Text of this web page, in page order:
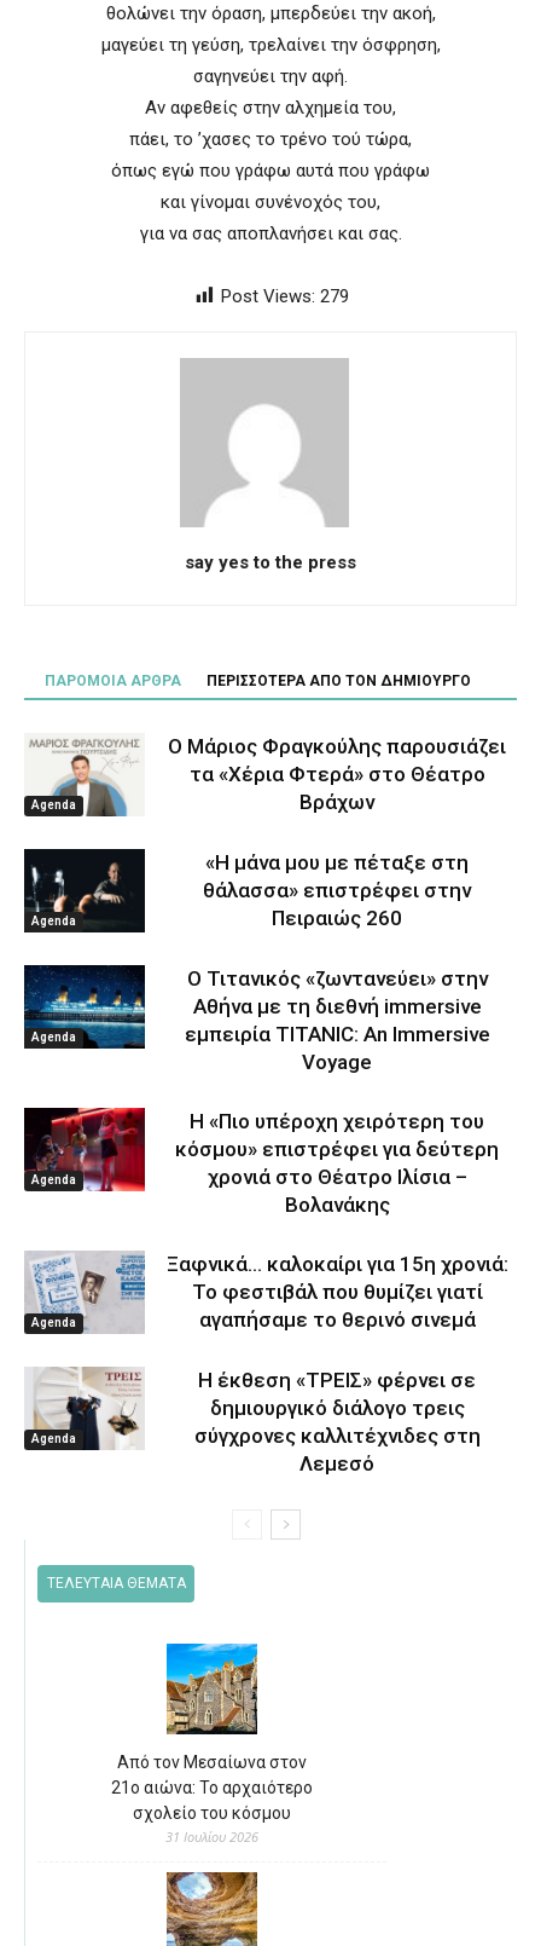
θολώνει την όραση, μπερδεύει την ακοή,
μαγεύει τη γεύση, τρελαίνει την όσφρηση,
σαγηνεύει την αφή.
Αν αφεθείς στην αλχημεία του,
πάει, το ’χασες το τρένο τού τώρα,
όπως εγώ που γράφω αυτά που γράφω
και γίνομαι συνένοχός του,
για να σας αποπλανήσει και σας.
Post Views: 279
say yes to the press
ΠΑΡΟΜΟΙΑ ΑΡΘΡΑ ΠΕΡΙΣΣΟΤΕΡΑ ΑΠΟ ΤΟΝ ΔΗΜΙΟΥΡΓΟ
Agenda
Ο Μάριος Φραγκούλης παρουσιάζει
τα «Χέρια Φτερά» στο Θέατρο
Βράχων
Agenda
«Η μάνα μου με πέταξε στη
θάλασσα» επιστρέφει στην
Πειραιώς 260
Agenda
Ο Τιτανικός «ζωντανεύει» στην
Αθήνα με τη διεθνή immersive
εμπειρία TITANIC: An Immersive
Voyage
Agenda
Η «Πιο υπέροχη χειρότερη του
κόσμου» επιστρέφει για δεύτερη
χρονιά στο Θέατρο Ιλίσια –
Βολανάκης
Agenda
Ξαφνικά… καλοκαίρι για 15η χρονιά:
Το φεστιβάλ που θυμίζει γιατί
αγαπήσαμε το θερινό σινεμά
Agenda
Η έκθεση «ΤΡΕΙΣ» φέρνει σε
δημιουργικό διάλογο τρεις
σύγχρονες καλλιτέχνιδες στη
Λεμεσό
ΤΕΛΕΥΤΑΙΑ ΘΕΜΑΤΑ
Από τον Μεσαίωνα στον
21ο αιώνα: Το αρχαιότερο
σχολείο του κόσμου
31 Ιουλίου 2026